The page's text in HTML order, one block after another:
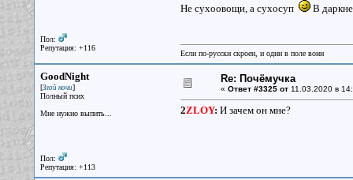
Пол:
Репутация: +116
Не сухоовощи, а сухосуп
В
Если по-русски скроен, и один в поле воин
GoodNight
[Злой ночи]
Полный псих
Мне нужно выпить...
Пол:
Репутация: +113
Re: Почёмучка
« Ответ #3325 от11.03.2020 в
2ZLOY: И зачем он мне?